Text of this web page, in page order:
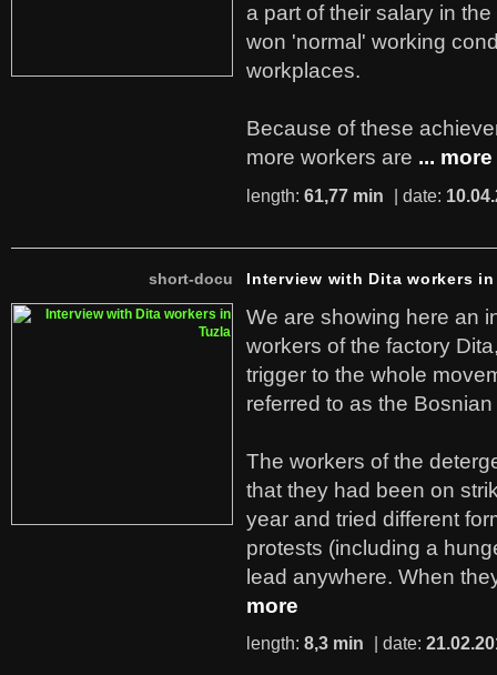
a part of their salary in
won 'normal' working
workplaces.
Because of these
more workers are ... more
length: 61,77 min | date:
short-docu Interview with Dita workers in
We are showing here an
workers of the factory
trigger to the whole
referred to as the
The workers of the
that they had been on
year and tried different
protests (including a
lead anywhere. When
more
length: 8,3 min | date: